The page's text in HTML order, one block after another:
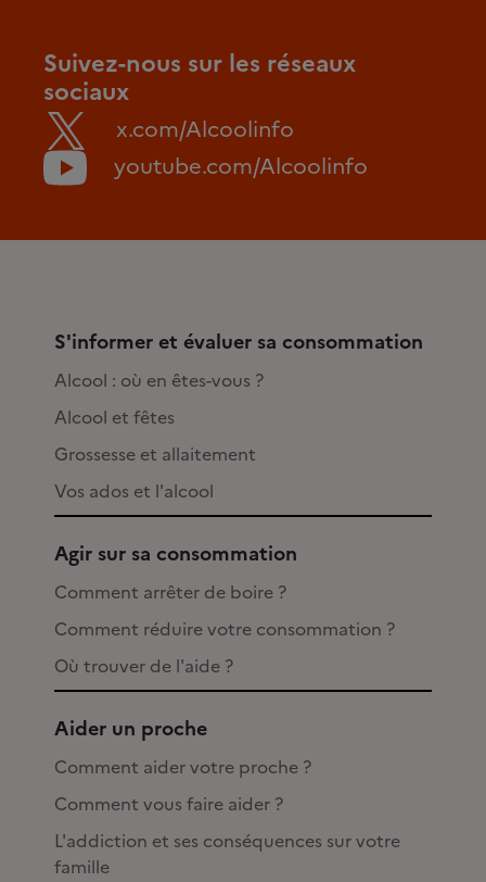
Suivez-nous sur les réseaux
sociaux
x.com/Alcoolinfo
youtube.com/Alcoolinfo
S'informer et évaluer sa consommation
Alcool : où en êtes-vous ?
Alcool et fêtes
Grossesse et allaitement
Vos ados et l'alcool
Agir sur sa consommation
Comment arrêter de boire ?
Comment réduire votre consommation ?
Où trouver de l'aide ?
Aider un proche
Comment aider votre proche ?
Comment vous faire aider ?
L'addiction et ses conséquences sur votre
famille